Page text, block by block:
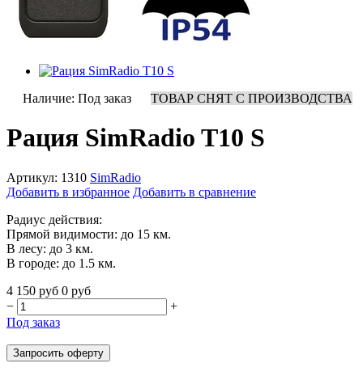
Наличие: Под заказ ТОВАР СНЯТ С ПРОИЗВОДСТВА
Рация SimRadio T10 S
Артикул: 1310 SimRadio
Добавить в избранное Добавить в сравнение
Радиус действия:
Прямой видимости: до 15 км.
В лесу: до 3 км.
В городе: до 1.5 км.
4 150 руб 0 руб
−
+
Под заказ
Запросить оферту